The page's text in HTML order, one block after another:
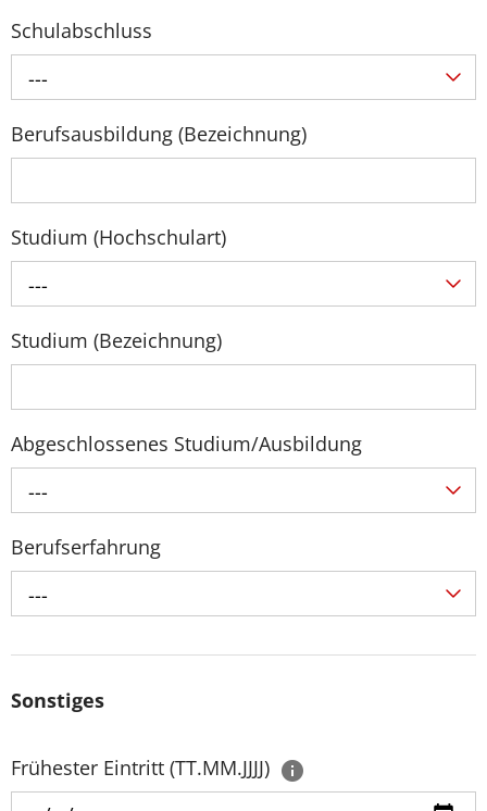
Schulabschluss
---
Berufsausbildung (Bezeichnung)
Studium (Hochschulart)
---
Studium (Bezeichnung)
Abgeschlossenes Studium/Ausbildung
---
Berufserfahrung
---
Sonstiges
Frühester Eintritt (TT.MM.JJJJ)